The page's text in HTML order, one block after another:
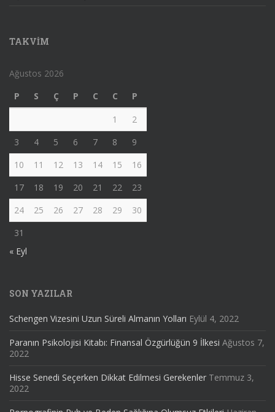
TAKVIM
Ağustos 2026
P
S Ç P C C
P
1
2
3
4 5 6 7 8
9
10
11 12 13 14 15
16
17
18 19 20 21 22
23
24
25 26 27 28 29
30
31
« Eyl
SON YAZILAR
Schengen Vizesini Uzun Süreli Almanın Yolları Eylül 4, 2022
Paranın Psikolojisi Kitabı: Finansal Özgürlüğün 9 İlkesi Ağustos 7,
2022
Hisse Senedi Seçerken Dikkat Edilmesi Gerekenler Temmuz 3,
2022